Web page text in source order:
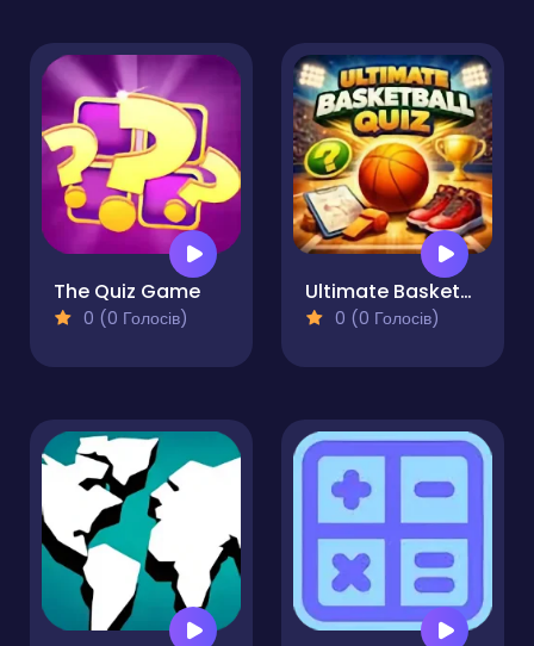
The Quiz Game
0 (0 Голосів)
Ultimate Basketball Quiz
0 (0 Голосів)